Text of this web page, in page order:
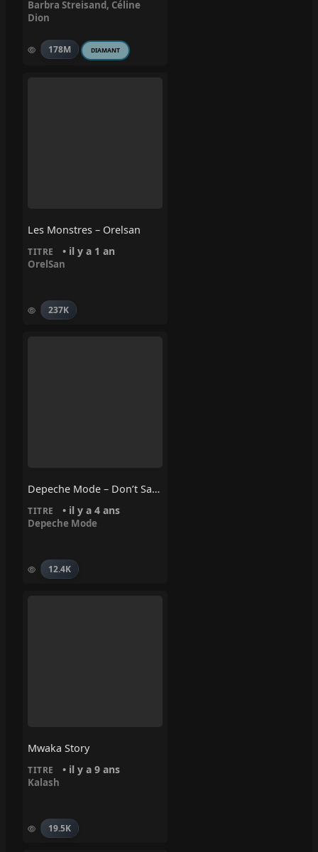
Barbra Streisand, Céline
Dion
178M DIAMANT
Les Monstres – Orelsan
TITRE • il y a 1 an
OrelSan
237K
Depeche Mode – Don’t Say You Love Me
TITRE • il y a 4 ans
Depeche Mode
12.4K
Mwaka Story
TITRE • il y a 9 ans
Kalash
19.5K